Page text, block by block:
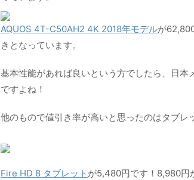
AQUOS 4T-C50AH2 4K 2018年モデルが
きとなっています。
基本性能があれば良いという方でしたら、日
ですよね！
他のもので値引き率が高いと思ったのはタブレ
Fire HD 8 タブレット が5,480円です！8,980円